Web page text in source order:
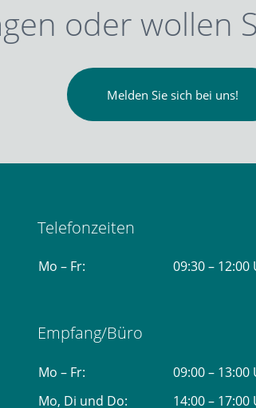
oder wollen
Melden Sie sich bei uns!
Telefonzeiten
Mo – Fr: 09:30 – 12:00
Empfang/Büro
Mo – Fr:
09:00 – 13:00
Mo, Di und Do:
14:00 – 17:00